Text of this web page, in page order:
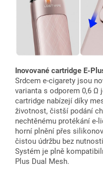
Inovované cartridge E-
Srdcem e-cigarety jsou
varianta s odporem 0,6 Ω
cartridge nabízejí díky
životnost, čistší podání
nechtěnému protékání e-
horní plnění přes
čistou údržbu bez
Systém je plně
Plus Dual Mesh.